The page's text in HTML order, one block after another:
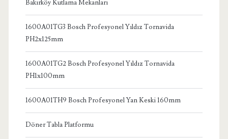
Bakırköy Kutlama Mekanları
1600A01TG3 Bosch Profesyonel Yıldız Tornavida
PH2x125mm
1600A01TG2 Bosch Profesyonel Yıldız Tornavida
PH1x100mm
1600A01TH9 Bosch Profesyonel Yan Keski 160mm
Döner Tabla Platformu